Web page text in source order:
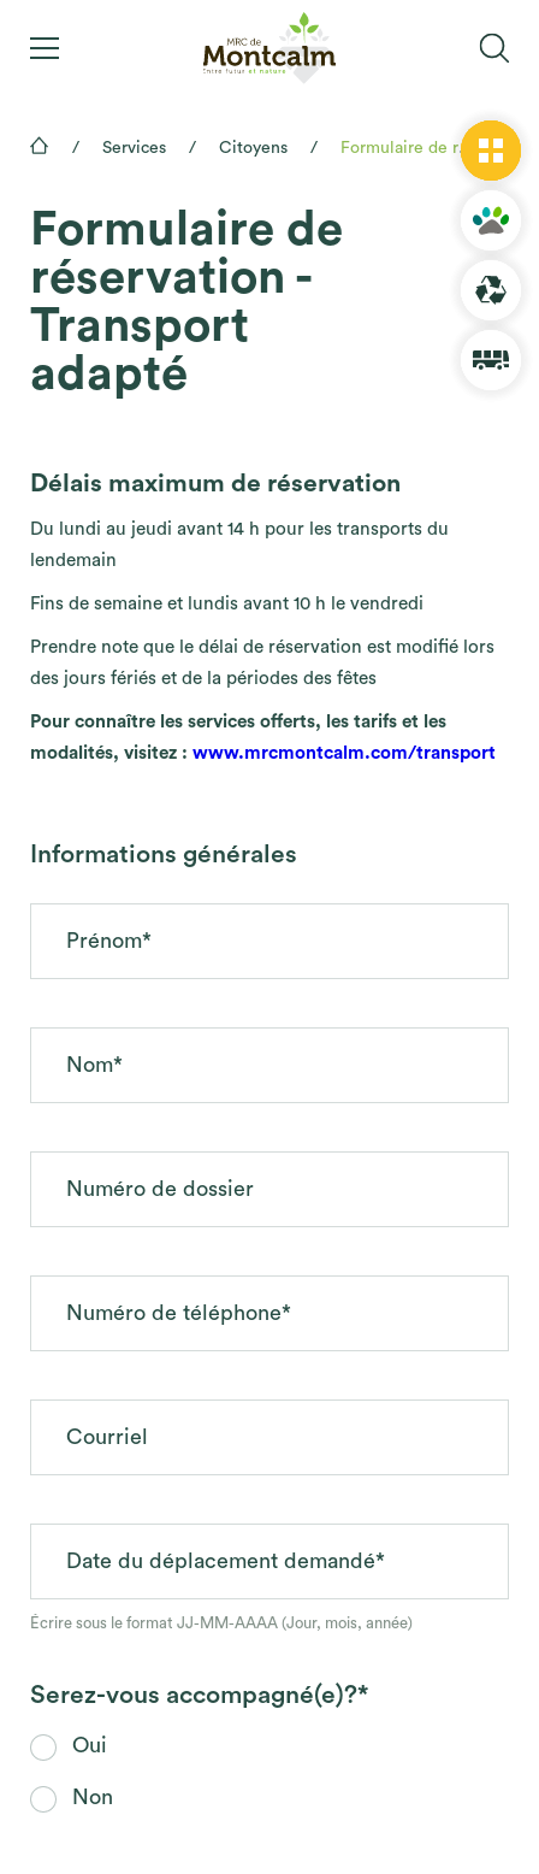
Services Citoyens Formulaire de réservation - Transport adapté
Formulaire de
réservation -
Transport
adapté
Délais maximum de réservation
Du lundi au jeudi avant 14 h pour les transports du
lendemain
Fins de semaine et lundis avant 10 h le vendredi
Prendre note que le délai de réservation est modifié lors
des jours fériés et de la périodes des fêtes
Pour connaître les services offerts, les tarifs et les
modalités, visitez : www.mrcmontcalm.com/transport
Informations générales
Prénom*
Nom*
Numéro de dossier
Numéro de téléphone*
Courriel
Date du déplacement demandé*
Écrire sous le format JJ-MM-AAAA (Jour, mois, année)
Serez-vous accompagné(e)?*
Oui
Non